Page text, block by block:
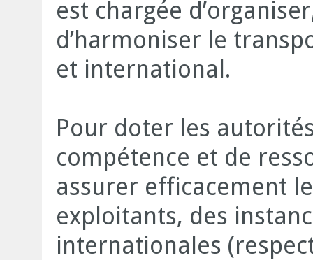
est chargée
d’harmoniser le
et international.
Pour doter les
compétence et de
assurer efficacement
exploitants, des
internationales